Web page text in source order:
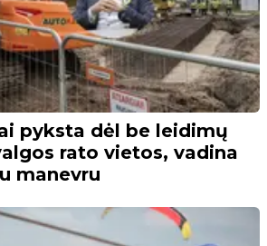
pyksta dėl be leidimų
rato vietos, vadina
manevru